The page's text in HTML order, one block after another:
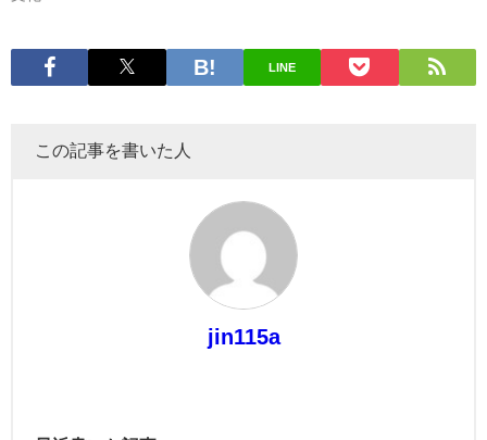
LINE
この記事を書いた人
jin115a